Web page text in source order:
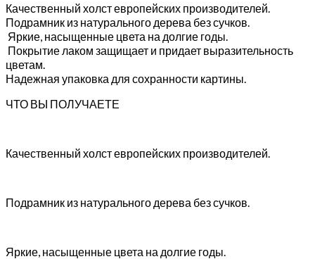
Качественный холст европейских производителей.
Подрамник из натурального дерева без сучков.
Яркие, насыщенные цвета на долгие годы.
Покрытие лаком защищает и придает выразительность
цветам.
Надежная упаковка для сохранности картины.
ЧТО ВЫ ПОЛУЧАЕТЕ
Качественный холст европейских производителей.
Подрамник из натурального дерева без сучков.
Яркие, насыщенные цвета на долгие годы.